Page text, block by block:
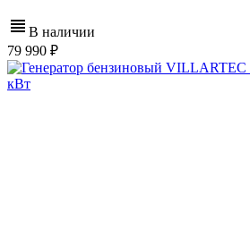
В наличии
79 990